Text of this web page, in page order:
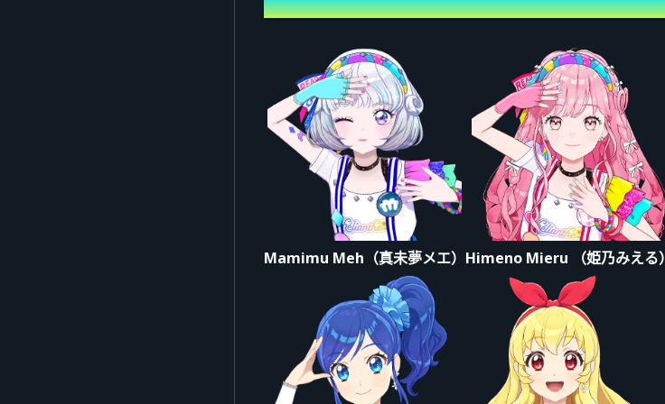
▼ 關於會場票券的共同注意事項
※本活動販售多種票券，購買前請事先確認內容。購買後恕無法退款或變更。
※每人最多可申請2張票券。
※學齡前兒童不可入場。
※座位為指定席，無法由觀眾自行指定座位。
【注意事項】
※入場時間開始後，請依照工作人員指示排隊並入場。
※為了順利引導，請事先於入場口附近顯示電子票券畫面等候。
主辦：Bandai Co., Ltd.
#アイカツ #デミカツ #デミカツライブ
Mamimu Meh（真未夢メエ） Himeno Mieru （姫乃みえる）